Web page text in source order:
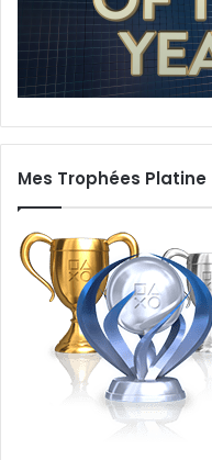
Mes Trophées Platine